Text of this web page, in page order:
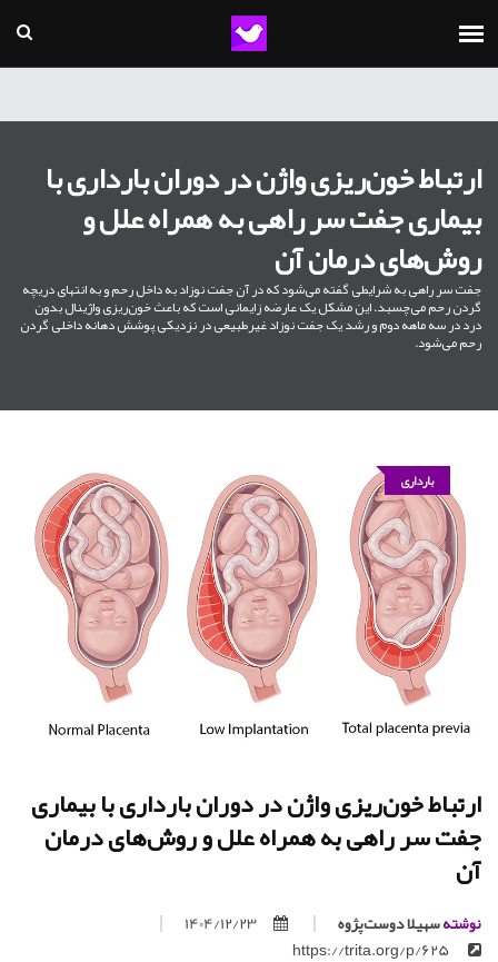
ارتباط خون‌ریزی واژن در دوران بارداری با
بیماری جفت سر راهی به همراه علل و
روش‌های درمان آن
جفت سر راهی به شرایطی گفته می‌شود که در آن جفت نوزاد به داخل رحم و به انتهای دریچه
گردن رحم می‌چسبد. این مشکل یک عارضه زایمانی است که باعث خون‌ریزی واژینال بدون
درد در سه ماهه دوم و رشد یک جفت نوزاد غیرطبیعی در نزدیکی پوشش دهانه داخلی گردن
رحم می‌شود.
بارداری
ارتباط خون‌ریزی واژن در دوران بارداری با بیماری
جفت سر راهی به همراه علل و روش‌های درمان
آن
نوشتهسهیلا دوست‌پژوه
1404/12/23